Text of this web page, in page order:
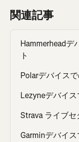
関連記事
Hammerheadデ
ト
Polarデバイス
Lezyneデバイ
Strava ライブ
Garminデバイ